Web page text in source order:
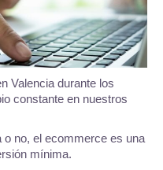
Valencia durante los
constante en nuestros
o no, el ecommerce es una
mínima.